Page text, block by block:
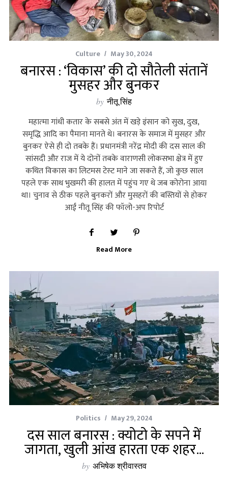
Culture May 30, 2024
बनारस : ‘विकास’ की दो सौतेली संतानें
मुसहर और बुनकर
by नीतू सिंह
महात्‍मा गांधी कतार के सबसे अंत में खड़े इंसान को सुख, दुख,
समृद्धि आदि का पैमाना मानते थे। बनारस के समाज में मुसहर और
बुनकर ऐसे ही दो तबके हैं। प्रधानमंत्री नरेंद्र मोदी की दस साल की
सांसदी और राज में ये दोनों तबके वाराणसी लोकसभा क्षेत्र में हुए
कथित विकास का लिटमस टेस्‍ट माने जा सकते हैं, जो कुछ साल
पहले एक साथ भुखमरी की हालत में पहुंच गए थे जब कोरोना आया
था। चुनाव से ठीक पहले बुनकरों और मुसहरों की बस्तियों से होकर
आईं नीतू सिंह की फॉलो-अप रिपोर्ट
Read More
Politics May 29, 2024
दस साल बनारस : क्योटो के सपने में
जागता, खुली आंख हारता एक शहर…
by अभिषेक श्रीवास्तव